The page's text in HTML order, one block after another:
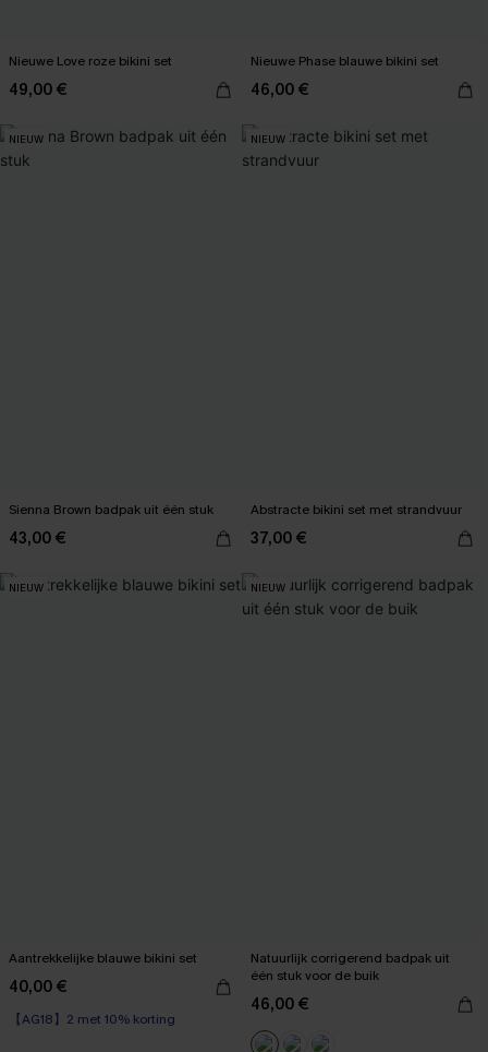
Nieuwe Love roze bikini set
49,00 €
Nieuwe Phase blauwe bikini set
46,00 €
NIEUW
Sienna Brown badpak uit één stuk
43,00 €
NIEUW
Abstracte bikini set met strandvuur
37,00 €
NIEUW
Aantrekkelijke blauwe bikini set
40,00 €
【AG18】2 met 10% korting
NIEUW
Natuurlijk corrigerend badpak uit
één stuk voor de buik
46,00 €